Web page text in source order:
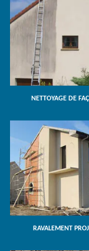
NETTOYAGE DE
RAVALEMENT